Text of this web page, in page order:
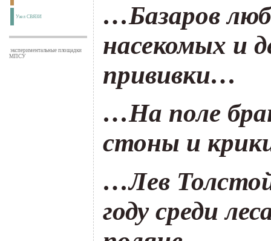
Узел СВЯЗИ
экспериментальные площадки
МПСУ
…Базаров
насекомых и
прививки…
…На поле
стоны и
…Лев
году среди